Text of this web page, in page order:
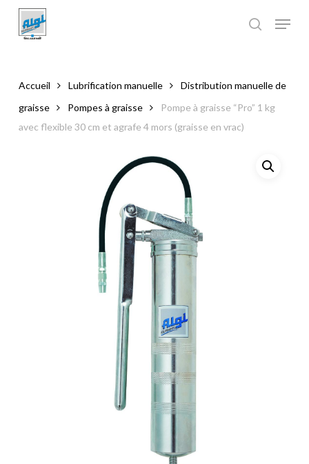
main
Accueil Lubrification manuelle
Distribution manuelle de
graisse
Pompes à graisse
Pompe à graisse “Pro” 1 kg
avec flexible 30 cm et agrafe 4 mors (graisse en vrac)